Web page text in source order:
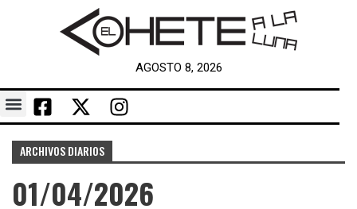
AGOSTO 8, 2026
ARCHIVOS DIARIOS
01/04/2026